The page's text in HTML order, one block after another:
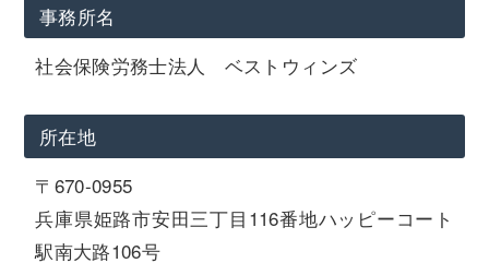
事務所名
社会保険労務士法人 ベストウィンズ
所在地
〒670-0955
兵庫県姫路市安田三丁目116番地ハッピーコート
駅南大路106号